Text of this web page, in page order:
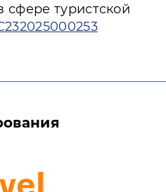
сфере туристской